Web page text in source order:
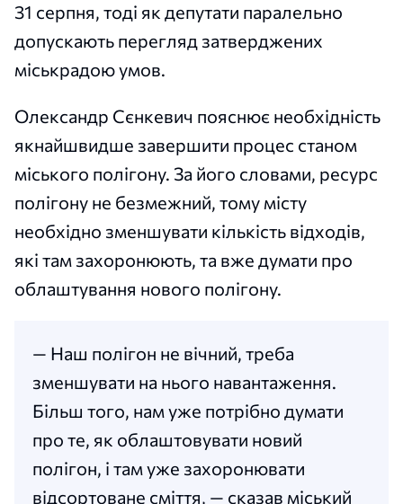
31 серпня, тоді як депутати паралельно
допускають перегляд затверджених
міськрадою умов.
Олександр Сєнкевич пояснює необхідність
якнайшвидше завершити процес станом
міського полігону. За його словами, ресурс
полігону не безмежний, тому місту
необхідно зменшувати кількість відходів,
які там захоронюють, та вже думати про
облаштування нового полігону.
— Наш полігон не вічний, треба
зменшувати на нього навантаження.
Більш того, нам уже потрібно думати
про те, як облаштовувати новий
полігон, і там уже захоронювати
відсортоване сміття, — сказав міський